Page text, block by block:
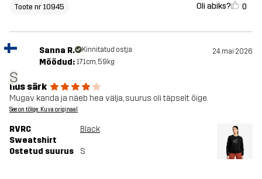
Toote nr 10945 Oli abiks? 0
S
Sanna R. Kinnitatud ostja 24. mai 2026
Mõõdud: 171cm, 59kg
Ilus särk
Mugav kanda ja näeb hea välja, suurus oli täpselt õige.
See on tõlge. Kuva originaal
RVRC
Sweatshirt
Black
Ostetud suurus S